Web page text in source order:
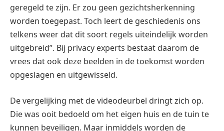
geregeld te zijn. Er zou geen gezichtsherkenning
worden toegepast. Toch leert de geschiedenis ons
telkens weer dat dit soort regels uiteindelijk worden
uitgebreid”. Bij privacy experts bestaat daarom de
vrees dat ook deze beelden in de toekomst worden
opgeslagen en uitgewisseld.
De vergelijking met de videodeurbel dringt zich op.
Die was ooit bedoeld om het eigen huis en de tuin te
kunnen beveiligen. Maar inmiddels worden de